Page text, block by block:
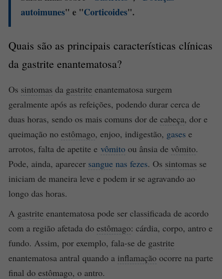
autoimunes" e "Corticoides".
Quais são as principais características clínicas
da gastrite enantematosa?
Os sintomas da gastrite enantematosa surgem
geralmente após as refeições, podendo durar cerca de
duas horas, sendo os mais comuns dor de cabeça, dor e
queimação no estômago, enjoo, indigestão, gases e
arrotos, falta de apetite e vômito ou ânsia de vômito.
Pode, ainda, aparecer sangue nas fezes. Os sintomas se
iniciam de maneira leve e podem ir se agravando ao
longo das horas.
A gastrite enantematosa pode ser classificada de acordo
com a região afetada do estômago: cárdia, corpo, antro e
fundo. Assim, por exemplo, fala-se de gastrite
enantematosa antral quando a inflamação ocorre na parte
final do estômago, o antro.